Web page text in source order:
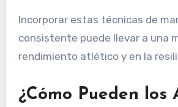
Incorporar estas técnicas de
consistente puede llevar a una
rendimiento atlético y en la
¿Cómo Pueden los